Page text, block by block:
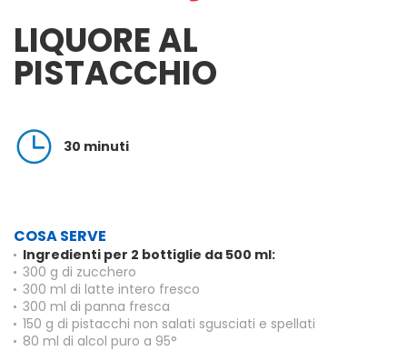
LIQUORE AL
PISTACCHIO
30 minuti
COSA SERVE
Ingredienti per 2 bottiglie da 500 ml:
300 g di zucchero
300 ml di latte intero fresco
300 ml di panna fresca
150 g di pistacchi non salati sgusciati e spellati
80 ml di alcol puro a 95°